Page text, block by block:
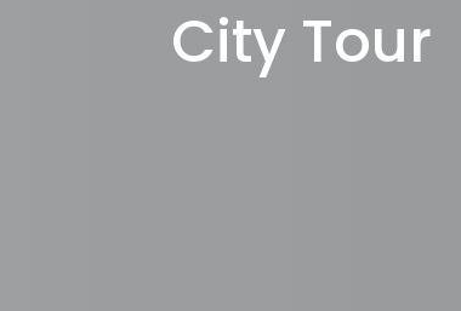
City Tour